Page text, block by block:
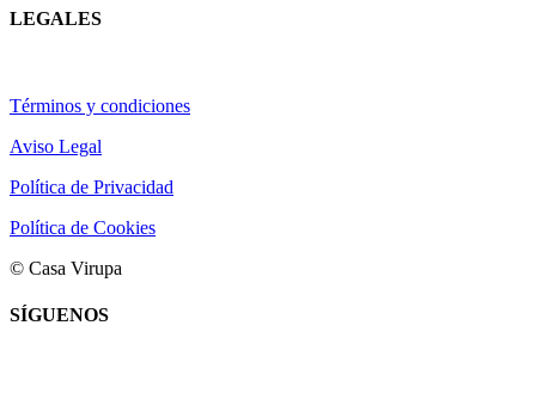
LEGALES
Términos y condiciones
Aviso Legal
Política de Privacidad
Política de Cookies
© Casa Virupa
SÍGUENOS